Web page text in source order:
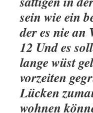
sein wie ein
der es nie an
12 Und es
lange wüst
vorzeiten
Lücken
wohnen